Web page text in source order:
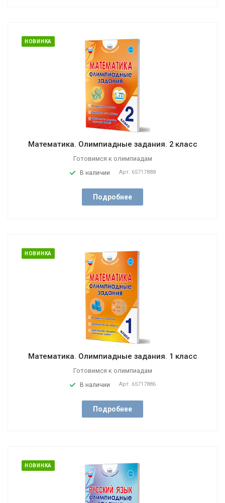
НОВИНКА
Математика. Олимпиадные задания. 2 класс
Готовимся к олимпиадам
В наличии Арт. 65717888
Подробнее
НОВИНКА
Математика. Олимпиадные задания. 1 класс
Готовимся к олимпиадам
В наличии Арт. 65717886
Подробнее
НОВИНКА